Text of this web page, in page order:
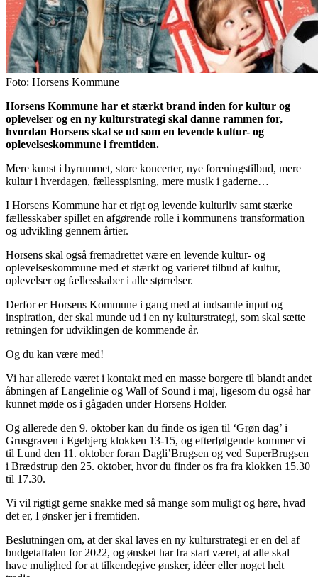
Foto: Horsens Kommune
Horsens Kommune har et stærkt brand inden for kultur og
oplevelser og en ny kulturstrategi skal danne rammen for,
hvordan Horsens skal se ud som en levende kultur- og
oplevelseskommune i fremtiden.
Mere kunst i byrummet, store koncerter, nye foreningstilbud, mere
kultur i hverdagen, fællesspisning, mere musik i gaderne…
I Horsens Kommune har et rigt og levende kulturliv samt stærke
fællesskaber spillet en afgørende rolle i kommunens transformation
og udvikling gennem årtier.
Horsens skal også fremadrettet være en levende kultur- og
oplevelseskommune med et stærkt og varieret tilbud af kultur,
oplevelser og fællesskaber i alle størrelser.
Derfor er Horsens Kommune i gang med at indsamle input og
inspiration, der skal munde ud i en ny kulturstrategi, som skal sætte
retningen for udviklingen de kommende år.
Og du kan være med!
Vi har allerede været i kontakt med en masse borgere til blandt andet
åbningen af Langelinie og Wall of Sound i maj, ligesom du også har
kunnet møde os i gågaden under Horsens Holder.
Og allerede den 9. oktober kan du finde os igen til ‘Grøn dag’ i
Grusgraven i Egebjerg klokken 13-15, og efterfølgende kommer vi
til Lund den 11. oktober foran Dagli’Brugsen og ved SuperBrugsen
i Brædstrup den 25. oktober, hvor du finder os fra fra klokken 15.30
til 17.30.
Vi vil rigtigt gerne snakke med så mange som muligt og høre, hvad
det er, I ønsker jer i fremtiden.
Beslutningen om, at der skal laves en ny kulturstrategi er en del af
budgetaftalen for 2022, og ønsket har fra start været, at alle skal
have mulighed for at tilkendegive ønsker, idéer eller noget helt